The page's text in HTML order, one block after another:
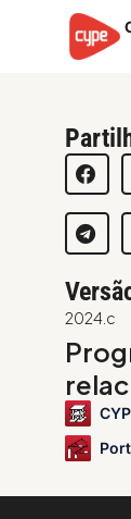
2024.c